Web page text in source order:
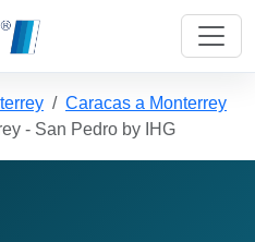
Caracas a Monterrey
- San Pedro by IHG